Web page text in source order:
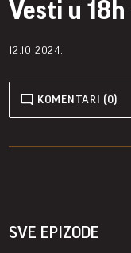
Vesti u 18h
12.10.2024.
KOMENTARI (0)
SVE EPIZODE